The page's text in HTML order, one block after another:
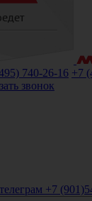
740-26-16 +7
звонок
+7 (901)